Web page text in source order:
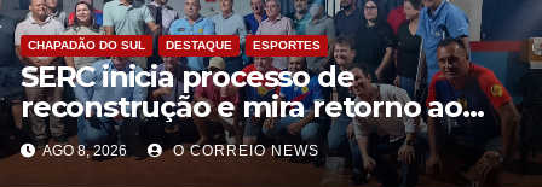
CHAPADÃO DO SUL DESTAQUE ESPORTES
SERC inicia processo de
reconstrução e mira retorno ao
futebol profissional em Chapadão
do Sul
AGO 8, 2026 O CORREIO NEWS